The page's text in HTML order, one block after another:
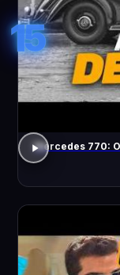
15
Mercedes 770: